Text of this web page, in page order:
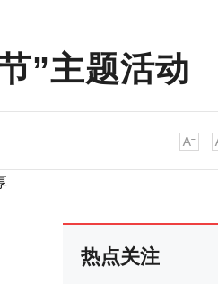
”主题活动
热点关注